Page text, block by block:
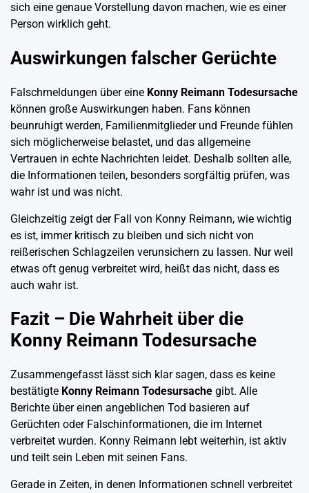
sich eine genaue Vorstellung davon machen, wie es einer
Person wirklich geht.
Auswirkungen falscher Gerüchte
Falschmeldungen über eine Konny Reimann Todesursache
können große Auswirkungen haben. Fans können
beunruhigt werden, Familienmitglieder und Freunde fühlen
sich möglicherweise belastet, und das allgemeine
Vertrauen in echte Nachrichten leidet. Deshalb sollten alle,
die Informationen teilen, besonders sorgfältig prüfen, was
wahr ist und was nicht.
Gleichzeitig zeigt der Fall von Konny Reimann, wie wichtig
es ist, immer kritisch zu bleiben und sich nicht von
reißerischen Schlagzeilen verunsichern zu lassen. Nur weil
etwas oft genug verbreitet wird, heißt das nicht, dass es
auch wahr ist.
Fazit – Die Wahrheit über die
Konny Reimann Todesursache
Zusammengefasst lässt sich klar sagen, dass es keine
bestätigte Konny Reimann Todesursache gibt. Alle
Berichte über einen angeblichen Tod basieren auf
Gerüchten oder Falschinformationen, die im Internet
verbreitet wurden. Konny Reimann lebt weiterhin, ist aktiv
und teilt sein Leben mit seinen Fans.
Gerade in Zeiten, in denen Informationen schnell verbreitet